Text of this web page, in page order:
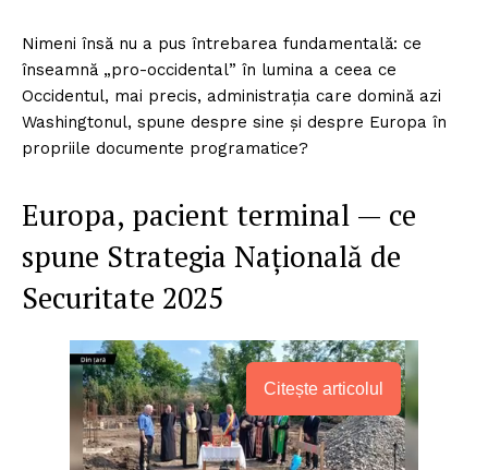
Nimeni însă nu a pus întrebarea fundamentală: ce
înseamnă „pro-occidental” în lumina a ceea ce
Occidentul, mai precis, administrația care domină azi
Washingtonul, spune despre sine și despre Europa în
propriile documente programatice?
Europa, pacient terminal — ce
spune Strategia Națională de
Securitate 2025
Citește articolul